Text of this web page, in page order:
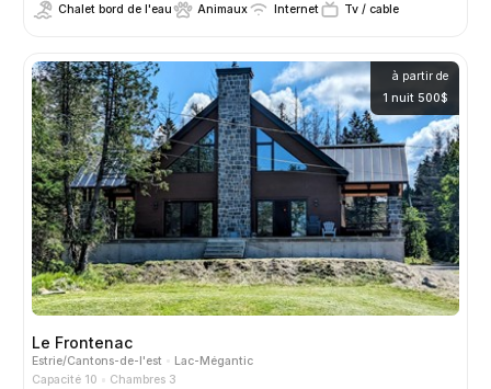
Chalet bord de l'eau
Animaux Internet Tv / cable
à partir de
1 nuit 500$
Le Frontenac
Estrie/Cantons-de-l'est
Lac-Mégantic
Capacité 10
Chambres 3